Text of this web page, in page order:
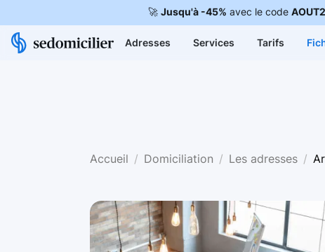
🚀 Jusqu'à -45% avec le code
Adresses Services Tarifs
Accueil Domiciliation Les adresses